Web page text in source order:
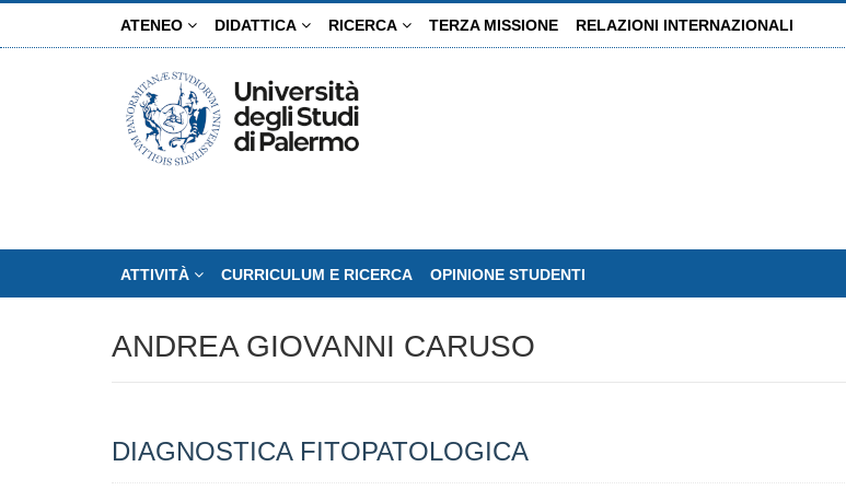
ATENEO DIDATTICA RICERCA TERZA MISSIONE RELAZIONI INTERNAZIONALI
ATTIVITÀ CURRICULUM E RICERCA OPINIONE STUDENTI
ANDREA GIOVANNI CARUSO
DIAGNOSTICA FITOPATOLOGICA